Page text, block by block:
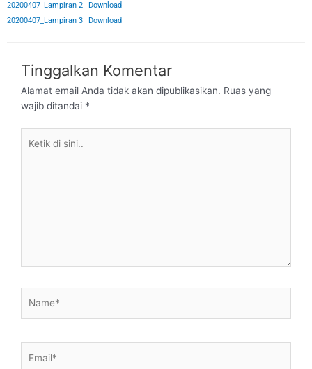
20200407_Lampiran 2
Download
20200407_Lampiran 3
Download
Tinggalkan Komentar
Alamat email Anda tidak akan dipublikasikan. Ruas yang
wajib ditandai *